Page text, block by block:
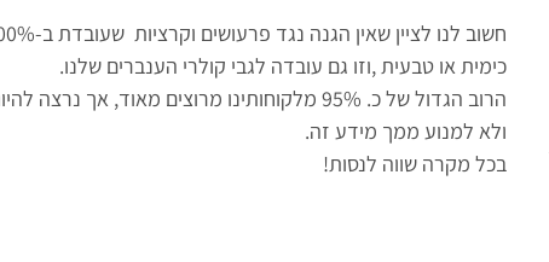
חשוב לנו לציין שאין הגנה נגד פרעושים וקרציות
כימית או טבעית,וזו גם עובדה לגבי קולרי הענברים שלנו.
הרוב הגדול של כ. 95% מלקוחותינו מרוצים מאוד, אך נרצה
ולא למנוע ממך מידע זה.
בכל מקרה שווה לנסות!